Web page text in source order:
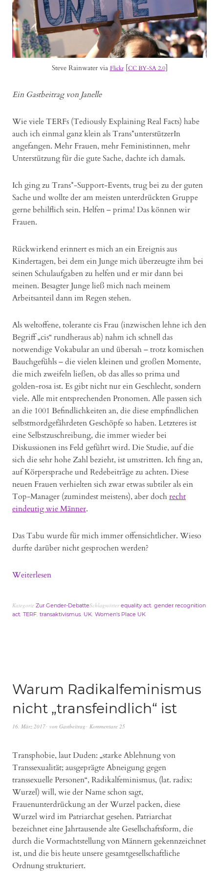
Steve Rainwater via Flickr[ CC BY-SA 2.0]
Ein Gastbeitrag von Janelle
Wie viele TERFs (Tediously Explaining Real Facts) habe
auch ich einmal ganz klein als Trans*unterstützerIn
angefangen. Mehr Frauen, mehr Feministinnen, mehr
Unterstützung für die gute Sache, dachte ich damals.
Ich ging zu Trans*-Support-Events, trug bei zu der guten
Sache und wollte der am meisten unterdrückten Gruppe
gerne behilflich sein. Helfen – prima! Das können wir
Frauen.
Rückwirkend erinnert es mich an ein Ereignis aus
Kindertagen, bei dem ein Junge mich überzeugte ihm bei
seinen Schulaufgaben zu helfen und er mir dann bei
meinen. Besagter Junge ließ mich nach meinem
Arbeitsanteil dann im Regen stehen.
Als weltoffene, tolerante cis Frau (inzwischen lehne ich den
Begriff „cis“ rundheraus ab) nahm ich schnell das
notwendige Vokabular an und übersah – trotz komischen
Bauchgefühls – die vielen kleinen und großen Momente,
die mich zweifeln ließen, ob das alles so prima und
golden-rosa ist. Es gibt nicht nur ein Geschlecht, sondern
viele. Alle mit entsprechenden Pronomen. Alle passen sich
an die 1001 Befindlichkeiten an, die diese empfindlichen
selbstmordgefährdeten Geschöpfe so haben. Letzteres ist
eine Selbstzuschreibung, die immer wieder bei
Diskussionen ins Feld geführt wird. Die Studie, auf die
sich die sehr hohe Zahl bezieht, ist umstritten. Ich fing an,
auf Körpersprache und Redebeiträge zu achten. Diese
neuen Frauen verhielten sich zwar etwas subtiler als ein
Top-Manager (zumindest meistens), aber dochrecht
eindeutig wie Männer.
Das Tabu wurde für mich immer offensichtlicher. Wieso
durfte darüber nicht gesprochen werden?
Weiterlesen
Kategorie Zur Gender-DebatteSchlagwörterequality act, gender recognition
act, TERF, transaktivismus, UK, Women's Place UK
Warum Radikalfeminismus
nicht „transfeindlich“ ist
16. März 2017 von Gastbeitrag Kommentare 25
Transphobie, laut Duden: „starke Ablehnung von
Transsexualität; ausgeprägte Abneigung gegen
transsexuelle Personen“, Radikalfeminismus, (lat. radix:
Wurzel) will, wie der Name schon sagt,
Frauenunterdrückung an der Wurzel packen, diese
Wurzel wird im Patriarchat gesehen. Patriarchat
bezeichnet eine Jahrtausende alte Gesellschaftsform, die
durch die Vormachtstellung von Männern gekennzeichnet
ist, und die bis heute unsere gesamtgesellschaftliche
Ordnung strukturiert.